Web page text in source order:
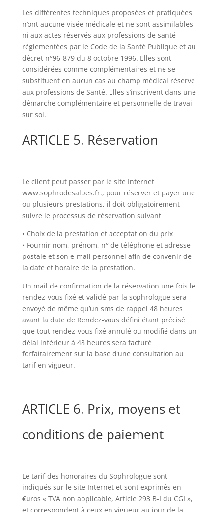
Les différentes techniques proposées et pratiquées
n’ont aucune visée médicale et ne sont assimilables
ni aux actes réservés aux professions de santé
réglementées par le Code de la Santé Publique et au
décret n°96-879 du 8 octobre 1996. Elles sont
considérées comme complémentaires et ne se
substituent en aucun cas au champ médical réservé
aux professions de Santé. Elles s’inscrivent dans une
démarche complémentaire et personnelle de travail
sur soi.
ARTICLE 5. Réservation
Le client peut passer par le site Internet
www.sophrodesalpes.fr., pour réserver et payer une
ou plusieurs prestations, il doit obligatoirement
suivre le processus de réservation suivant
• Choix de la prestation et acceptation du prix
• Fournir nom, prénom, n° de téléphone et adresse
postale et son e-mail personnel afin de convenir de
la date et horaire de la prestation.
Un mail de confirmation de la réservation une fois le
rendez-vous fixé et validé par la sophrologue sera
envoyé de même qu’un sms de rappel 48 heures
avant la date de Rendez-vous défini étant précisé
que tout rendez-vous fixé annulé ou modifié dans un
délai inférieur à 48 heures sera facturé
forfaitairement sur la base d’une consultation au
tarif en vigueur.
ARTICLE 6. Prix, moyens et
conditions de paiement
Le tarif des honoraires du Sophrologue sont
indiqués sur le site Internet et sont exprimés en
€uros « TVA non applicable, Article 293 B-I du CGI »,
et correspondent à ceux en vigueur au jour de la